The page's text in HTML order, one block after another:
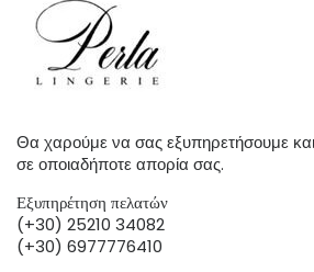
Θα χαρούμε να σας εξυπηρετήσουμε
σε οποιαδήποτε απορία σας.
Εξυπηρέτηση πελατών
(+30) 25210 34082
(+30) 6977776410